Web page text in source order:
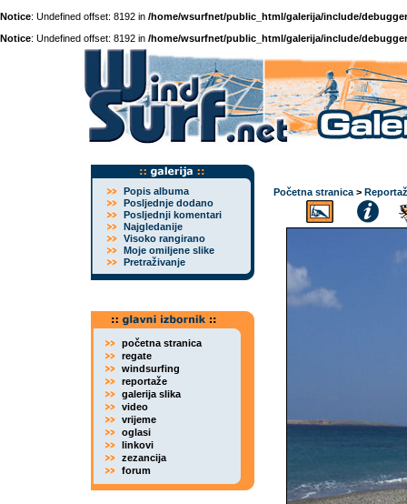
Notice: Undefined offset: 8192 in /home/wsurfnet/public_html/galerija/include/
Notice: Undefined offset: 8192 in /home/wsurfnet/public_html/galerija/include/
Popis albuma
Posljednje dodano
Posljednji komentari
Najgledanije
Visoko rangirano
Moje omiljene slike
Pretraživanje
početna stranica
regate
windsurfing
reportaže
galerija slika
video
vrijeme
oglasi
linkovi
zezancija
forum
Početna stranica >